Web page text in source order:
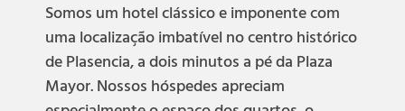
Somos um hotel clássico e imponente com
uma localização imbatível no centro histórico
de Plasencia, a dois minutos a pé da Plaza
Mayor. Nossos hóspedes apreciam